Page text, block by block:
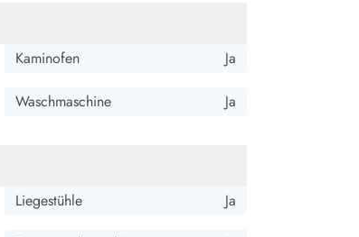
Kaminofen Ja
Waschmaschine Ja
Liegestühle Ja